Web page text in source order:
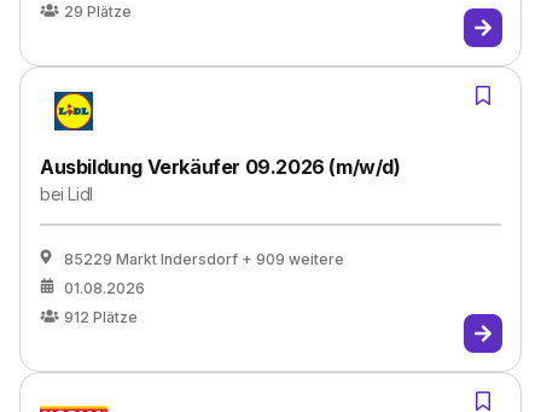
29 Plätze
Ausbildung Verkäufer 09.2026 (m/w/d)
beiLidl
85229 Markt Indersdorf + 909 weitere
01.08.2026
912 Plätze